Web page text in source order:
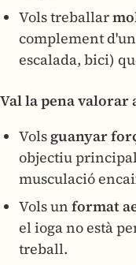
Vols treballar
complement
escalada, bici)
Val la pena
Vols guanyar
objectiu
musculació
Vols un format
el ioga no està
treball.